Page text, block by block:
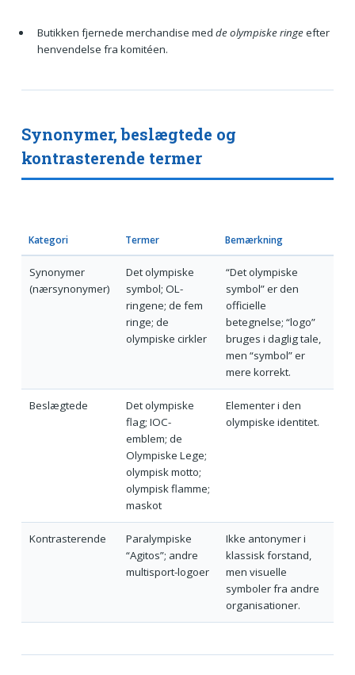
Butikken fjernede merchandise med de olympiske ringeefter
henvendelse fra komitéen.
Synonymer, beslægtede og
kontrasterende termer
Kategori Termer Bemærkning
Synonymer
(nærsynonymer)
Det olympiske
symbol; OL-
ringene; de fem
ringe; de
olympiske cirkler
“Det olympiske
symbol” er den
officielle
betegnelse; “logo”
bruges i daglig tale,
men “symbol” er
mere korrekt.
Beslægtede
Det olympiske
flag; IOC-
emblem; de
Olympiske Lege;
olympisk motto;
olympisk flamme;
maskot
Elementer i den
olympiske identitet.
Kontrasterende
Paralympiske
“Agitos”; andre
multisport-logoer
Ikke antonymer i
klassisk forstand,
men visuelle
symboler fra andre
organisationer.